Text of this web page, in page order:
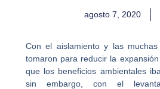
agosto 7, 2020
Con el aislamiento y las
tomaron para reducir la
que los beneficios ambientales
sin embargo, con el